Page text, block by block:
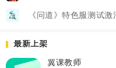
《问道》特色服测试激
最新上架
翼课教师